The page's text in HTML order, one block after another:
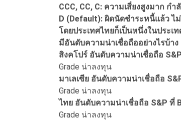
CCC, CC, C: ความเสี่ยงสูงมาก
D (Default): ผิดนัดชำระหนี้แล้ว ไ
โดยประเทศไทยก็เป็นหนึ่งในประเ
มีอันดับความน่าเชื่อถืออย่างไรบ้าง
สิงคโปร์ อันดับความน่าเชื่อถือ
Grade น่าลงทุน
มาเลเซีย อันดับความน่าเชื่อถือ
Grade น่าลงทุน
ไทย อันดับความน่าเชื่อถือ S&P ที่
Grade น่าลงทุน